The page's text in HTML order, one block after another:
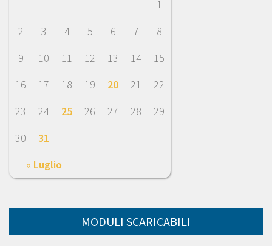
« Luglio
1
2
3 4 5 6 7
8
9
10 11 12 13 14
15
16
17 18 19 20 21
22
23
24 25 26 27 28
29
30
31
MODULI SCARICABILI